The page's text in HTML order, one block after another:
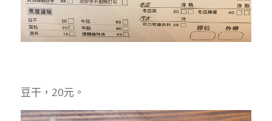
豆干，20元。